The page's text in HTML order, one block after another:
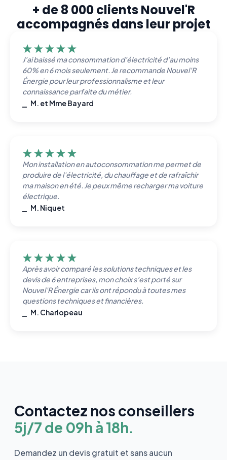
+ de 8 000 clients Nouvel'R
accompagnés dans leur projet
J’ai baissé ma consommation d’électricité d’au moins
60% en 6 mois seulement. Je recommande Nouvel’R
Énergie pour leur professionnalisme et leur
connaissance parfaite du métier.
⎯ M. et Mme Bayard
Mon installation en autoconsommation me permet de
produire de l’électricité, du chauffage et de rafraîchir
ma maison en été. Je peux même recharger ma voiture
électrique.
⎯ M. Niquet
Après avoir comparé les solutions techniques et les
devis de 6 entreprises, mon choix s’est porté sur
Nouvel’R Énergie car ils ont répondu à toutes mes
questions techniques et financières.
⎯ M. Charlopeau
Contactez nos conseillers
5j/7 de 09h à 18h.
Demandez un devis gratuit et sans aucun